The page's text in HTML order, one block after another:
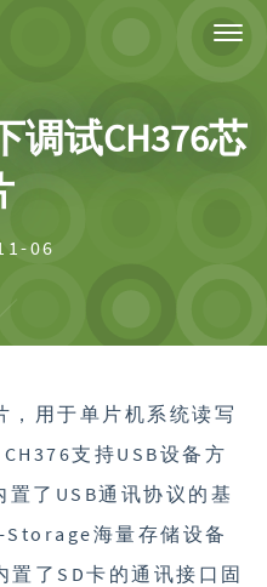
调试CH376芯
06
，用于单片机系统读写
支持USB设备方
了USB通讯协议的基
海量存储设备
了SD卡的通讯接口固